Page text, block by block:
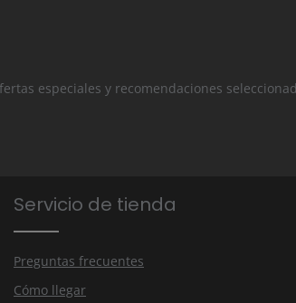
especiales y recomendaciones
Servicio de tienda
Preguntas frecuentes
Cómo llegar